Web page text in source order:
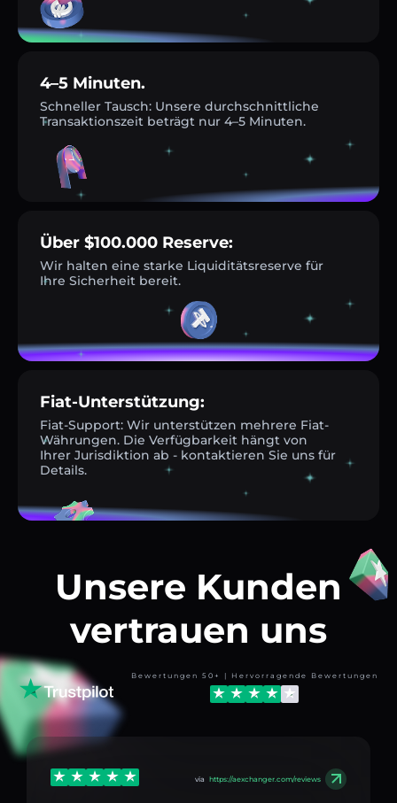
4–5 Minuten.
Schneller Tausch: Unsere durchschnittliche
Transaktionszeit beträgt nur 4–5 Minuten.
Über $100.000 Reserve:
Wir halten eine starke Liquiditätsreserve für
Ihre Sicherheit bereit.
Fiat-Unterstützung:
Fiat-Support: Wir unterstützen mehrere Fiat-
Währungen. Die Verfügbarkeit hängt von
Ihrer Jurisdiktion ab - kontaktieren Sie uns für
Details.
Unsere Kunden
vertrauen uns
Bewertungen 50+ | Hervorragende Bewertungen
via https://aexchanger.com/reviews